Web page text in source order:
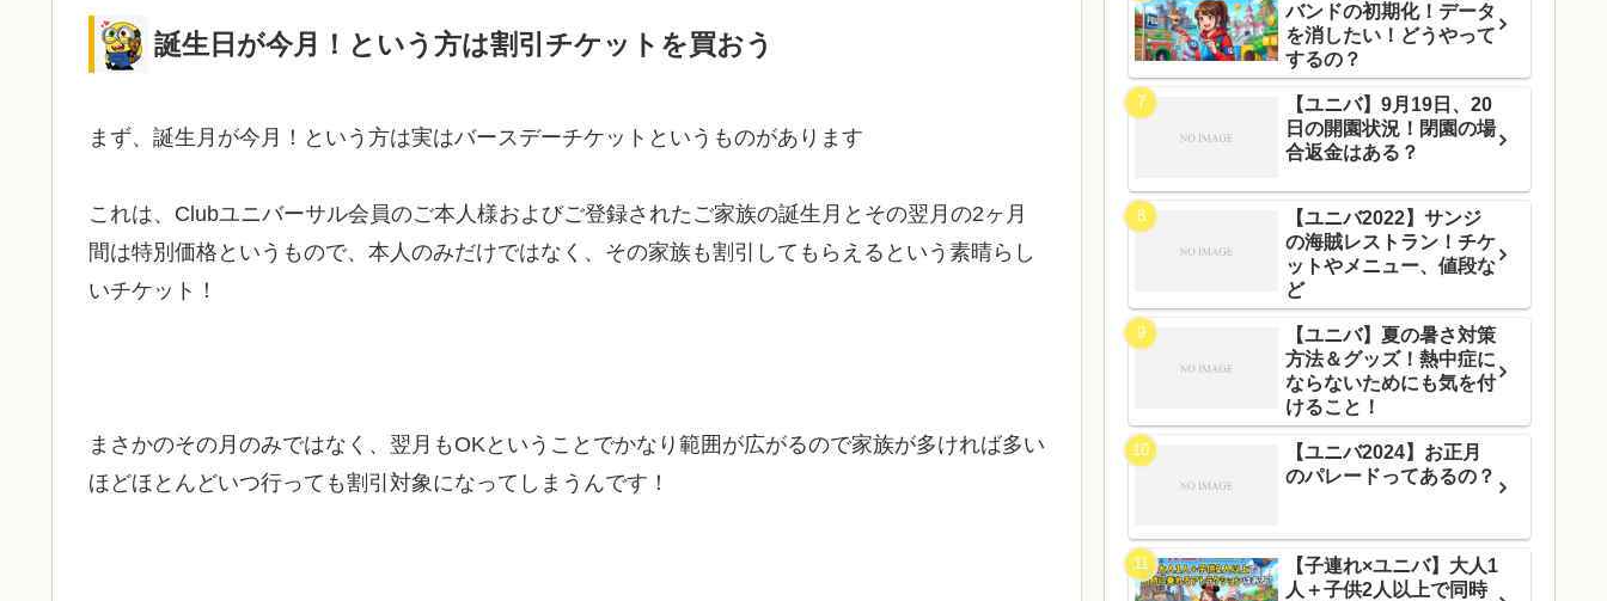
誕生日が今月！という方は割引チケットを買おう
まず、誕生月が今月！という方は実はバースデーチケットというものがあります
これは、Clubユニバーサル会員のご本人様およびご登録されたご家族の誕生月とその翌月の2ヶ月
間は特別価格というもので、本人のみだけではなく、その家族も割引してもらえるという素晴らし
いチケット！
まさかのその月のみではなく、翌月もOKということでかなり範囲が広がるので家族が多ければ多い
ほどほとんどいつ行っても割引対象になってしまうんです！
バンドの初期化！データ
を消したい！どうやって
するの？
【ユニバ】9月19日、20
日の開園状況！閉園の場
合返金はある？
【ユニバ2022】サンジ
の海賊レストラン！チケ
ットやメニュー、値段な
ど
【ユニバ】夏の暑さ対策
方法＆グッズ！熱中症に
ならないためにも気を付
けること！
【ユニバ2024】お正月
のパレードってあるの？
【子連れ×ユニバ】大人1
人＋子供2人以上で同時